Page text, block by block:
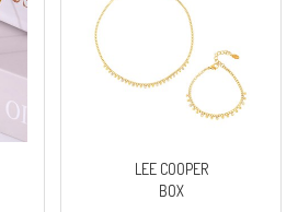
LEE COOPER
BOX